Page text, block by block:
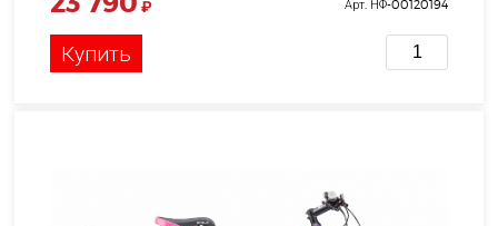
₽ Арт. НФ-00120194
Купить